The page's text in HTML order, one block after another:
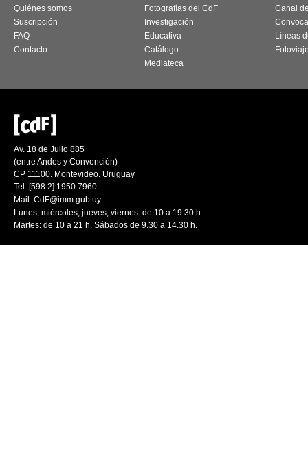
Quiénes somos
Suscripción
FAQ
Contacto
Fotografías del CdF
Investigación
Educativa
Catálogo
Mediateca
Canal
Líneas
Av. 18 de Julio 885
(entre Andes y Convención)
CP 11100. Montevideo. Uruguay
Tel: [598 2] 1950 7960
Mail: CdF@imm.gub.uy
Lunes, miércoles, jueves, viernes: de 10 a 19.30 h.
Martes: de 10 a 21 h. Sábados de 9.30 a 14.30 h.